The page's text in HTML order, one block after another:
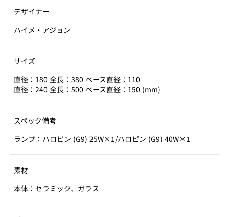
デザイナー
ハイメ・アジョン
サイズ
直径：180 全長：380 ベース直径：110
直径：240 全長：500 ベース直径：150 (mm)
スペック備考
ランプ：ハロピン (G9) 25W×1/ハロピン (G9) 40W×1
素材
本体：セラミック、ガラス